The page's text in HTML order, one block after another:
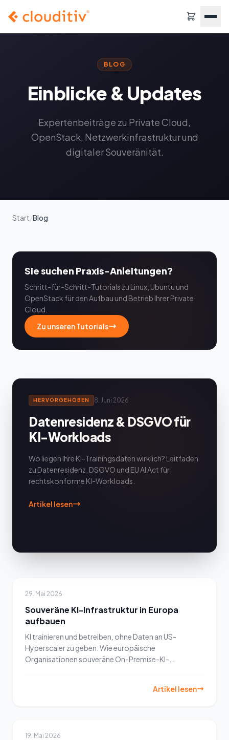
BLOG
Einblicke & Updates
Expertenbeiträge zu Private Cloud,
OpenStack, Netzwerkinfrastruktur und
digitaler Souveränität.
Start/Blog
Sie suchen Praxis-Anleitungen?
Schritt-für-Schritt-Tutorials zu Linux, Ubuntu und
OpenStack für den Aufbau und Betrieb Ihrer Private
Cloud.
Zu unseren Tutorials
HERVORGEHOBEN 8. Juni 2026
Datenresidenz & DSGVO für
KI-Workloads
Wo liegen Ihre KI-Trainingsdaten wirklich? Leitfaden
zu Datenresidenz, DSGVO und EU AI Act für
rechtskonforme KI-Workloads.
Artikel lesen
29. Mai 2026
Souveräne KI-Infrastruktur in Europa
aufbauen
KI trainieren und betreiben, ohne Daten an US-
Hyperscaler zu geben. Wie europäische
Organisationen souveräne On-Premise-KI-
Artikel lesen
19. Mai 2026